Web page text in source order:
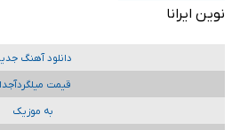
نوین ایرانا
دانلود آهنگ
قیمت
به موزیک